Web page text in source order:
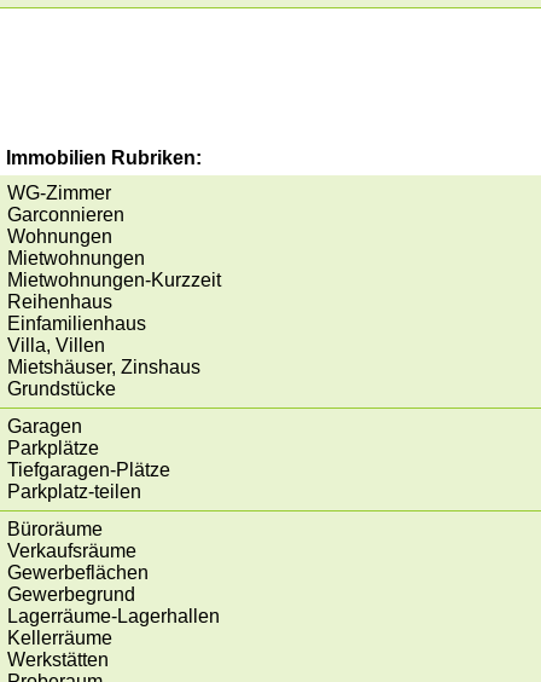
Immobilien Rubriken:
WG-Zimmer
Garconnieren
Wohnungen
Mietwohnungen
Mietwohnungen-Kurzzeit
Reihenhaus
Einfamilienhaus
Villa, Villen
Mietshäuser, Zinshaus
Grundstücke
Garagen
Parkplätze
Tiefgaragen-Plätze
Parkplatz-teilen
Büroräume
Verkaufsräume
Gewerbeflächen
Gewerbegrund
Lagerräume-Lagerhallen
Kellerräume
Werkstätten